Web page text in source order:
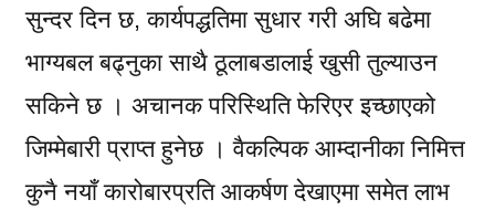
सुन्दर दिन छ, कार्यपद्धतिमा सुधार गरी अघि बढेमा
भाग्यबल बढ्नुका साथै ठूलाबडालाई खुसी तुल्याउन
सकिने छ । अचानक परिस्थिति फेरिएर इच्छाएको
जिम्मेबारी प्राप्त हुनेछ । वैकल्पिक आम्दानीका निमित्त
कुनै नयाँ कारोबारप्रति आकर्षण देखाएमा समेत लाभ